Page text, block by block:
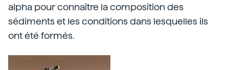
alpha pour connaître la composition des
sédiments et les conditions dans lesquelles ils
ont été formés.